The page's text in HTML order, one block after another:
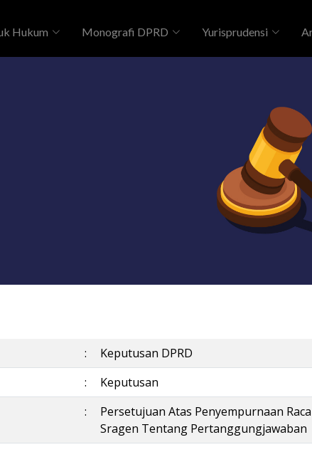
Hukum Monografi DPRD Yurisprudensi
:
Keputusan DPRD
:
Keputusan
:
Persetujuan Atas Penyempurnaan
Sragen Tentang Pertanggungjawaban